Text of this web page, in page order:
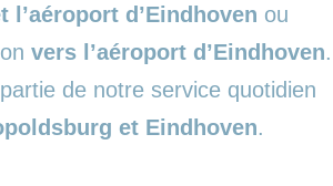
l’aéroport d’Eindhoven ou
vers l’aéroport d’Eindhoven.
de notre service quotidien
et Eindhoven.